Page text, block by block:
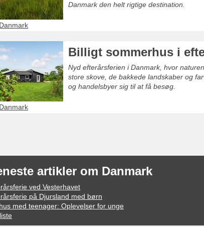
Danmark den helt rigtige destination.
Danmark
Billigt sommerhus i
Nyd efterårsferien i Danmark, hvor
store skove, de bakkede landskaber og
og handelsbyer sig til at få besøg.
Danmark
artikler om Danmark
ved Vesterhavet
på Djursland med børn
med teenager: Oplevelser for unge